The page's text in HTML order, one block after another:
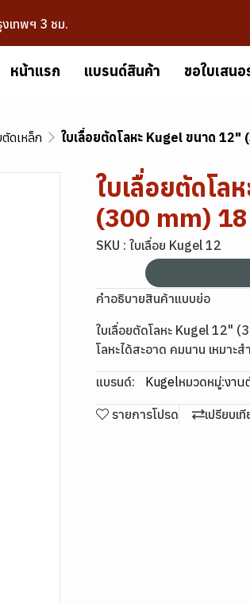
เทพฯ 3 ชม.
หน้าแรก แบรนด์สินค้า ขอใบเสนอ
ดเหล็ก ใบเลื่อยตัดโลหะ Kugel ขนาด
ใบเลื่อยตัดโล
(300 mm)
SKU : ใบเลื่อย Kugel 12
คำอธิบายสินค้าแบบย่อ
ใบเลื่อยตัดโลหะ Kugel 12"
โลหะได้สะอาด คมนาน เหมาะ
แบรนด์: Kugelหมวดหมู่:งาน
รายการโปรด เปรียบเ